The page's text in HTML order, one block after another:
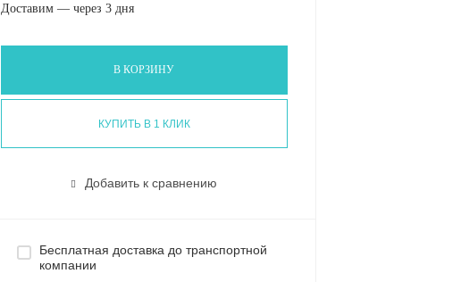
Доставим — через 3 дня
В КОРЗИНУ
КУПИТЬ В 1 КЛИК
Добавить к сравнению
Бесплатная доставка до транспортной
компании